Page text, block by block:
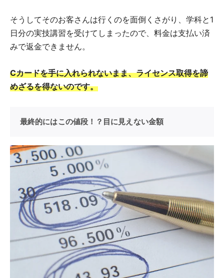
そうしてそのお客さんは行くのを面倒くさがり、学科と1
日分の実技講習を受けてしまったので、料金は支払い済
みで返金できません。
Cカードを手に入れられないまま、ライセンス取得を諦
めざるを得ないのです。
最終的にはこの値段！？目に見えない金額